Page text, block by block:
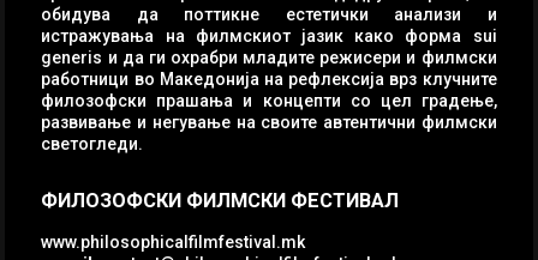
обидува да поттикне естетички анализи и
истражувања на филмскиот јазик како форма sui
generis и да ги охрабри младите режисери и филмски
работници во Македонија на рефлексија врз клучните
филозофски прашања и концепти со цел градење,
развивање и негување на своите автентични филмски
светогледи.
ФИЛОЗОФСКИ ФИЛМСКИ ФЕСТИВАЛ
www.philosophicalfilmfestival.mk